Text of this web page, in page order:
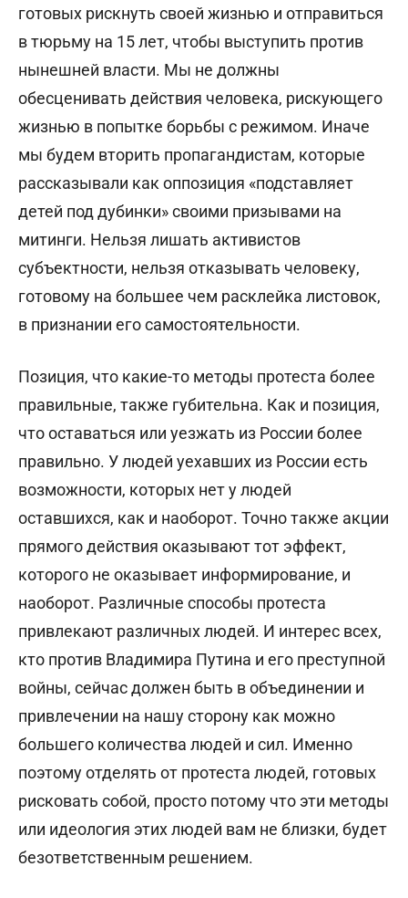
готовых рискнуть своей жизнью и отправиться
в тюрьму на 15 лет, чтобы выступить против
нынешней власти. Мы не должны
обесценивать действия человека, рискующего
жизнью в попытке борьбы с режимом. Иначе
мы будем вторить пропагандистам, которые
рассказывали как оппозиция «подставляет
детей под дубинки» своими призывами на
митинги. Нельзя лишать активистов
субъектности, нельзя отказывать человеку,
готовому на большее чем расклейка листовок,
в признании его самостоятельности.
Позиция, что какие-то методы протеста более
правильные, также губительна. Как и позиция,
что оставаться или уезжать из России более
правильно. У людей уехавших из России есть
возможности, которых нет у людей
оставшихся, как и наоборот. Точно также акции
прямого действия оказывают тот эффект,
которого не оказывает информирование, и
наоборот. Различные способы протеста
привлекают различных людей. И интерес всех,
кто против Владимира Путина и его преступной
войны, сейчас должен быть в объединении и
привлечении на нашу сторону как можно
большего количества людей и сил. Именно
поэтому отделять от протеста людей, готовых
рисковать собой, просто потому что эти методы
или идеология этих людей вам не близки, будет
безответственным решением.